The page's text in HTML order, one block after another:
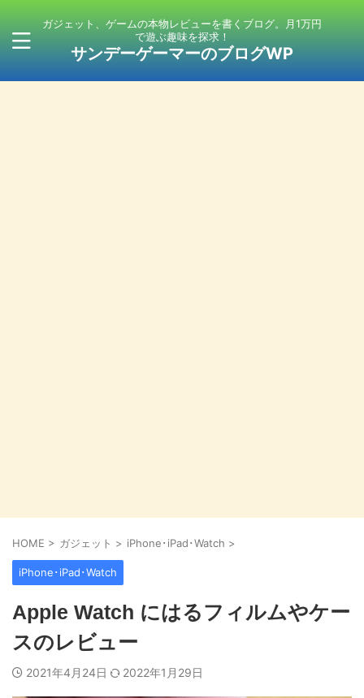
ガジェット、ゲームの本物レビューを書くブログ。月1万円
で遊ぶ趣味を探求！
サンデーゲーマーのブログWP
HOME > ガジェット > iPhone･iPad･Watch >
iPhone･iPad･Watch
Apple Watch にはるフィルムやケー
スのレビュー
2021年4月24日 2022年1月29日